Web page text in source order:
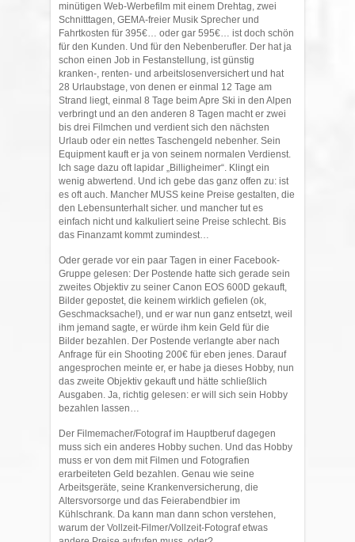
minütigen Web-Werbefilm mit einem Drehtag, zwei
Schnitttagen, GEMA-freier Musik Sprecher und
Fahrtkosten für 395€… oder gar 595€… ist doch schön
für den Kunden. Und für den Nebenberufler. Der hat ja
schon einen Job in Festanstellung, ist günstig
kranken-, renten- und arbeitslosenversichert und hat
28 Urlaubstage, von denen er einmal 12 Tage am
Strand liegt, einmal 8 Tage beim Apre Ski in den Alpen
verbringt und an den anderen 8 Tagen macht er zwei
bis drei Filmchen und verdient sich den nächsten
Urlaub oder ein nettes Taschengeld nebenher. Sein
Equipment kauft er ja von seinem normalen Verdienst.
Ich sage dazu oft lapidar „Billigheimer“. Klingt ein
wenig abwertend. Und ich gebe das ganz offen zu: ist
es oft auch. Mancher MUSS keine Preise gestalten, die
den Lebensunterhalt sicher. und mancher tut es
einfach nicht und kalkuliert seine Preise schlecht. Bis
das Finanzamt kommt zumindest…
Oder gerade vor ein paar Tagen in einer Facebook-
Gruppe gelesen: Der Postende hatte sich gerade sein
zweites Objektiv zu seiner Canon EOS 600D gekauft,
Bilder gepostet, die keinem wirklich gefielen (ok,
Geschmacksache!), und er war nun ganz entsetzt, weil
ihm jemand sagte, er würde ihm kein Geld für die
Bilder bezahlen. Der Postende verlangte aber nach
Anfrage für ein Shooting 200€ für eben jenes. Darauf
angesprochen meinte er, er habe ja dieses Hobby, nun
das zweite Objektiv gekauft und hätte schließlich
Ausgaben. Ja, richtig gelesen: er will sich sein Hobby
bezahlen lassen…
Der Filmemacher/Fotograf im Hauptberuf dagegen
muss sich ein anderes Hobby suchen. Und das Hobby
muss er von dem mit Filmen und Fotografien
erarbeiteten Geld bezahlen. Genau wie seine
Arbeitsgeräte, seine Krankenversicherung, die
Altersvorsorge und das Feierabendbier im
Kühlschrank. Da kann man dann schon verstehen,
warum der Vollzeit-Filmer/Vollzeit-Fotograf etwas